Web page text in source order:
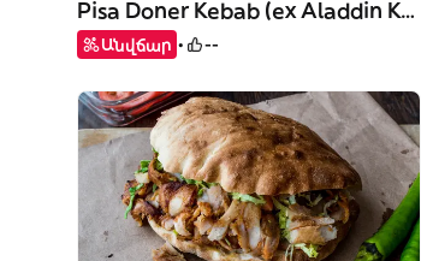
Pisa Doner Kebab (ex Aladdin Kebab)
Անվճար --